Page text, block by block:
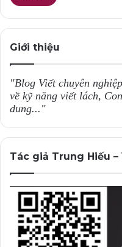
Giới thiệu
"Blog Viết chuyên
về kỹ năng viết lách,
dung..."
Tác giả Trung Hiếu